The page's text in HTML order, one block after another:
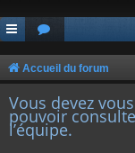
Accueil du forum
Vous devez
pouvoir
l’équipe.